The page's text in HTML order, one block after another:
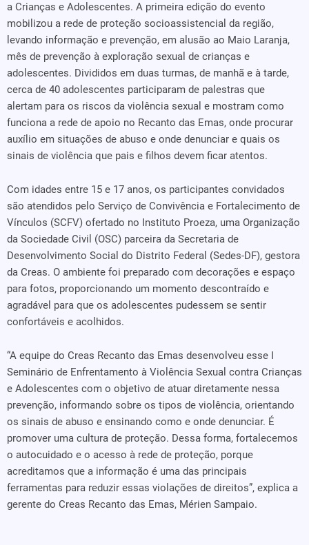
a Crianças e Adolescentes. A primeira edição do evento
mobilizou a rede de proteção socioassistencial da região,
levando informação e prevenção, em alusão ao Maio Laranja,
mês de prevenção à exploração sexual de crianças e
adolescentes. Divididos em duas turmas, de manhã e à tarde,
cerca de 40 adolescentes participaram de palestras que
alertam para os riscos da violência sexual e mostram como
funciona a rede de apoio no Recanto das Emas, onde procurar
auxílio em situações de abuso e onde denunciar e quais os
sinais de violência que pais e filhos devem ficar atentos.
Com idades entre 15 e 17 anos, os participantes convidados
são atendidos pelo Serviço de Convivência e Fortalecimento de
Vínculos (SCFV) ofertado no Instituto Proeza, uma Organização
da Sociedade Civil (OSC) parceira da Secretaria de
Desenvolvimento Social do Distrito Federal (Sedes-DF), gestora
da Creas. O ambiente foi preparado com decorações e espaço
para fotos, proporcionando um momento descontraído e
agradável para que os adolescentes pudessem se sentir
confortáveis e acolhidos.
“A equipe do Creas Recanto das Emas desenvolveu esse I
Seminário de Enfrentamento à Violência Sexual contra Crianças
e Adolescentes com o objetivo de atuar diretamente nessa
prevenção, informando sobre os tipos de violência, orientando
os sinais de abuso e ensinando como e onde denunciar. É
promover uma cultura de proteção. Dessa forma, fortalecemos
o autocuidado e o acesso à rede de proteção, porque
acreditamos que a informação é uma das principais
ferramentas para reduzir essas violações de direitos”, explica a
gerente do Creas Recanto das Emas, Mérien Sampaio.